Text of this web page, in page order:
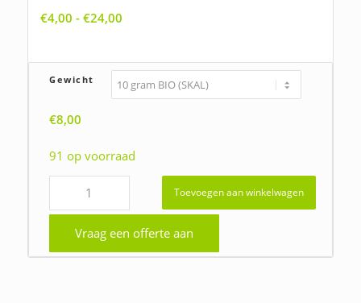
€4,00 - €24,00
€24,00
Gewicht
€8,00
91 op voorraad
Toevoegen aan winkelwagen
Vraag een offerte aan